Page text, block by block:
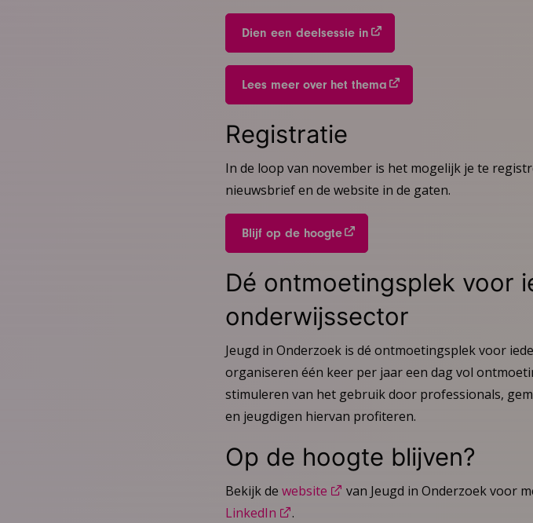
Dien een deelsessie in
Lees meer over het thema
Registratie
In de loop van november is het mogelijk je te
nieuwsbrief en de website in de gaten.
Blijf op de hoogte
Dé ontmoetingsplek voor
onderwijssector
Jeugd in Onderzoek is dé ontmoetingsplek voor
organiseren één keer per jaar een dag vol
stimuleren van het gebruik door professionals,
en jeugdigen hiervan profiteren.
Op de hoogte blijven?
Bekijk de website
van Jeugd in Onderzoek voor
LinkedIn
.